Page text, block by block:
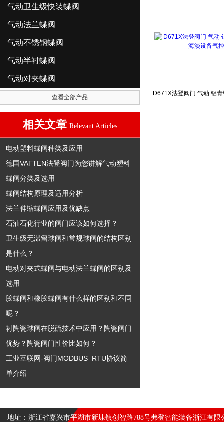
气动卫生级快装蝶阀
气动法兰蝶阀
气动不锈钢蝶阀
气动半衬蝶阀
气动对夹蝶阀
查看全部产品
相关文章 Relevant Articles
电动塑料蝶阀种类及应用
德国VATTEN法登阀门为您讲解气动塑料
蝶阀分类及选用
蝶阀结构原理及适用分析
法兰伸缩蝶阀应用及优缺点
石油石化行业的阀门应该如何选择？
卫生级无滞留球阀和常规球阀的结构区别
是什么？
电动对夹式蝶阀与电动法兰蝶阀的区别及
选用
胶蝶阀和橡胶蝶阀有什么样的区别和不同
呢？
衬陶瓷球阀在脱硫技术中应用？陶瓷阀门
优势？陶瓷阀门性价比如何？
工业互联网-阀门MODBUS_RTU协议简
单介绍
地址：浙江省嘉兴市平湖市新埭镇创智路788号弗登智能装备浙江有限